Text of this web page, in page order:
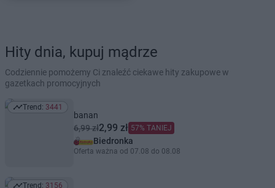
Hity dnia, kupuj mądrze
Codziennie pomożemy Ci znaleźć ciekawe hity zakupowe w
gazetkach promocyjnych
Trend: 3441
Trend: 3441
banan
6,99 zł2,99 zł 57% TANIEJ
Biedronka
Oferta ważna od 07.08 do 08.08
Trend: 3156